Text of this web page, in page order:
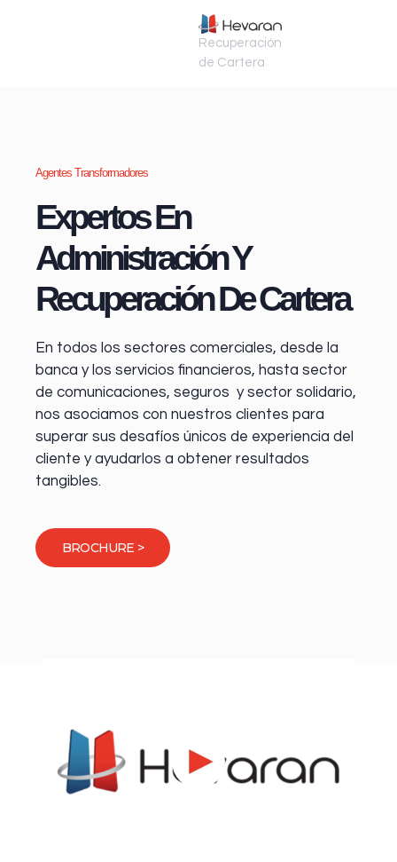
Recuperación
de Cartera
Agentes Transformadores
Expertos En
Administración Y
Recuperación De Cartera
En todos los sectores comerciales, desde la
banca y los servicios financieros, hasta sector
de comunicaciones, seguros y sector solidario,
nos asociamos con nuestros clientes para
superar sus desafíos únicos de experiencia del
cliente y ayudarlos a obtener resultados
tangibles.
BROCHURE >